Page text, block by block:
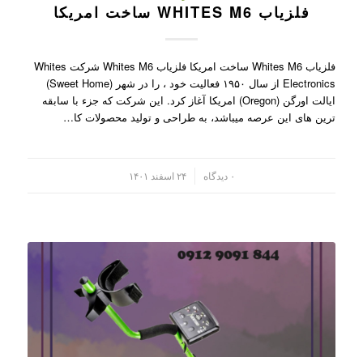
فلزیاب WHITES M6 ساخت امریکا
فلزیاب Whites M6 ساخت امریکا فلزیاب Whites M6 شرکت Whites
Electronics از سال ۱۹۵۰ فعالیت خود ، را در شهر (Sweet Home)
ایالت اورگن (Oregon) امریکا آغاز کرد. این شرکت که جزء با سابقه
ترین های این عرصه میباشد، به طراحی و تولید محصولات کا…
۰ دیدگاه ۲۴ اسفند ۱۴۰۱